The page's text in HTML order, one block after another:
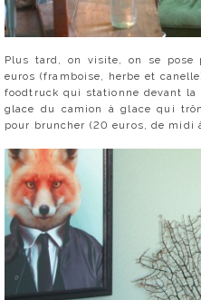
Plus tard, on visite, on se
euros (framboise, herbe et
foodtruck qui stationne devant
glace du camion à glace qui
pour bruncher (20 euros, de midi